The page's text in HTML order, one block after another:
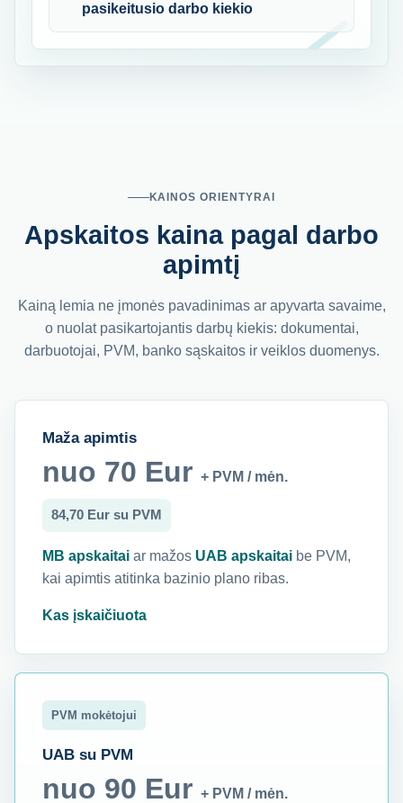
pasikeitusio darbo kiekio
KAINOS ORIENTYRAI
Apskaitos kaina pagal darbo
apimtį
Kainą lemia ne įmonės pavadinimas ar apyvarta savaime,
o nuolat pasikartojantis darbų kiekis: dokumentai,
darbuotojai, PVM, banko sąskaitos ir veiklos duomenys.
Maža apimtis
nuo 70 Eur + PVM / mėn.
84,70 Eur su PVM
MB apskaitai ar mažos UAB apskaitai be PVM,
kai apimtis atitinka bazinio plano ribas.
Kas įskaičiuota
PVM mokėtojui
UAB su PVM
nuo 90 Eur + PVM / mėn.